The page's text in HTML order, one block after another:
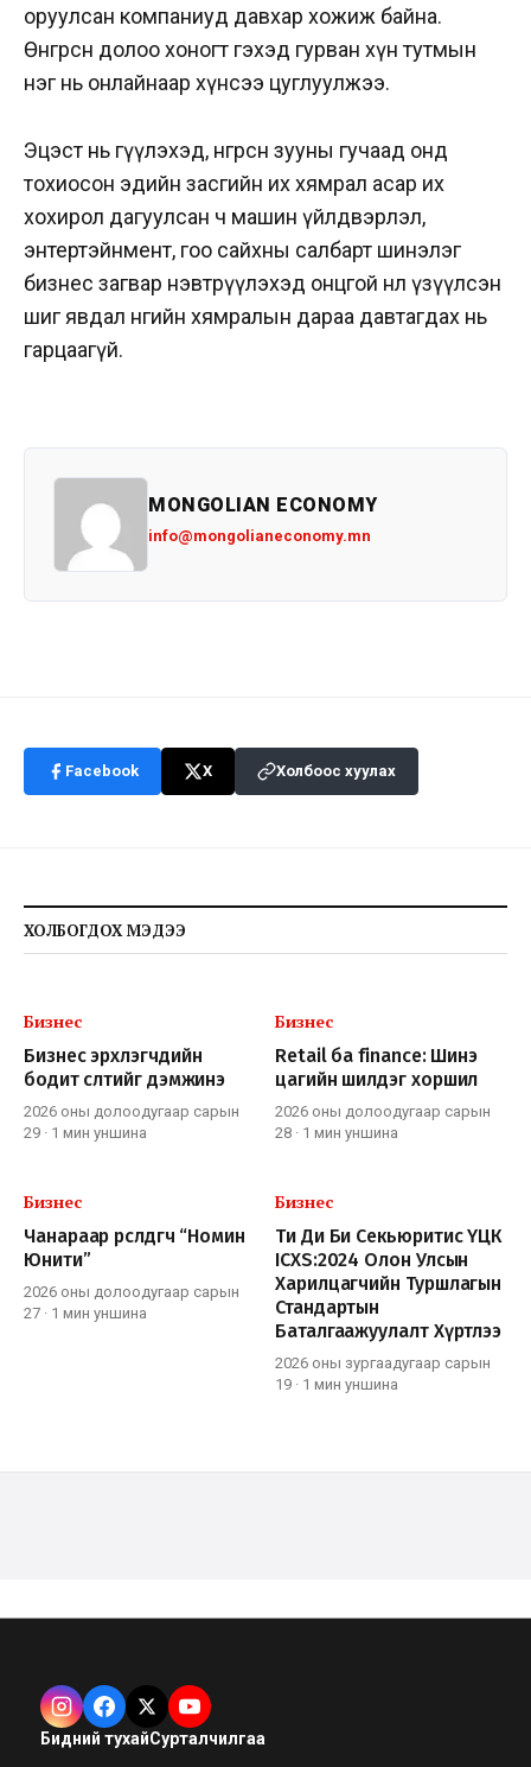
оруулсан компаниуд давхар хожиж байна.
Өнгөрсөн долоо хоногт гэхэд гурван хүн тутмын
нэг нь онлайнаар хүнсээ цуглуулжээ.
Эцэст нь өгүүлэхэд, өнгөрсөн зууны гучаад онд
тохиосон эдийн засгийн их хямрал асар их
хохирол дагуулсан ч машин үйлдвэрлэл,
энтертэйнмент, гоо сайхны салбарт шинэлэг
бизнес загвар нэвтрүүлэхэд онцгой нөлөө үзүүлсэн
шиг явдал өнөөгийн хямралын дараа давтагдах нь
гарцаагүй.
MONGOLIAN ECONOMY
info@mongolianeconomy.mn
Facebook X Холбоос хуулах
ХОЛБОГДОХ МЭДЭЭ
Бизнес
Бизнес эрхлэгчдийн
бодит өсөлтийг дэмжинэ
2026 оны долоодугаар сарын
29 · 1 мин уншина
Бизнес
Retail ба finance: Шинэ
цагийн шилдэг хоршил
2026 оны долоодугаар сарын
28 · 1 мин уншина
Бизнес
Чанараар өрсөлдөгч “Номин
Юнити”
2026 оны долоодугаар сарын
27 · 1 мин уншина
Бизнес
Ти Ди Би Секьюритис ҮЦК
ICXS:2024 Олон Улсын
Харилцагчийн Туршлагын
Стандартын
Баталгаажуулалт Хүртлээ
2026 оны зургаадугаар сарын
19 · 1 мин уншина
Бидний тухайСурталчилгаа